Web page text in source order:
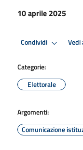
10 aprile 2025
Condividi Vedi
Categorie:
Elettorale
Argomenti:
Comunicazione